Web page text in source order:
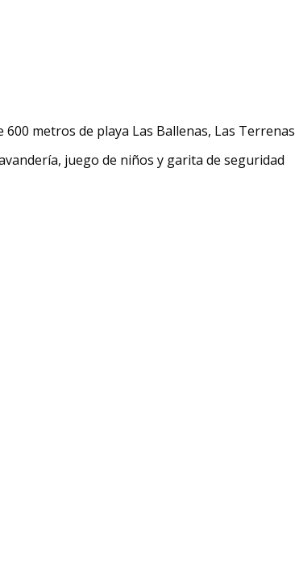
metros de playa Las Ballenas, Las Terrenas
juego de niños y garita de seguridad